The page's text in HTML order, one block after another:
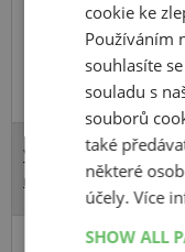
Vyhledat značku
můžete kliknutím zde
cookie ke
Používáním
souhlasíte
souladu s
souborů
také
některé
účely.Více
SHOW ALL